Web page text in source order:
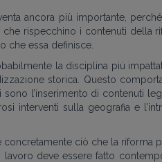
ancora più importante,
rispecchino i contenuti della
che essa definisce.
la disciplina più
storica. Questo
l’inserimento di contenuti
interventi sulla geografia e
concretamente ciò che la riforma
deve essere fatto